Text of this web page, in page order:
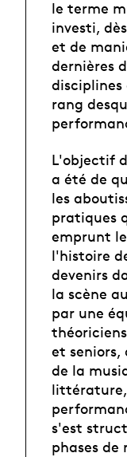
le terme
investi,
et de
dernières
rang
L'objectif
a été de
les
pratiques
emprunt
l'histoire
devenirs
la scène
par une
et
de la
littérature,
s'est
phases de